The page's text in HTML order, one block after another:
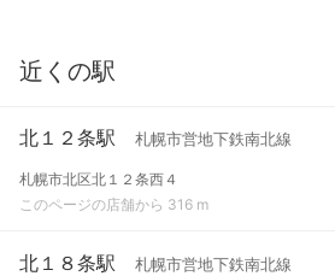
近くの駅
北１２条駅 札幌市営地下鉄南北線
札幌市北区北１２条西４
このページの店舗から 316 m
北１８条駅 札幌市営地下鉄南北線